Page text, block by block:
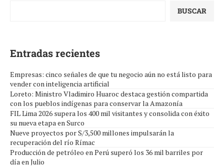
BUSCAR
Entradas recientes
Empresas: cinco señales de que tu negocio aún no está listo para
vender con inteligencia artificial
Loreto: Ministro Vladimiro Huaroc destaca gestión compartida
con los pueblos indígenas para conservar la Amazonía
FIL Lima 2026 supera los 400 mil visitantes y consolida con éxito
su nueva etapa en Surco
Nueve proyectos por S/3,500 millones impulsarán la
recuperación del río Rímac
Producción de petróleo en Perú superó los 36 mil barriles por
día en Julio